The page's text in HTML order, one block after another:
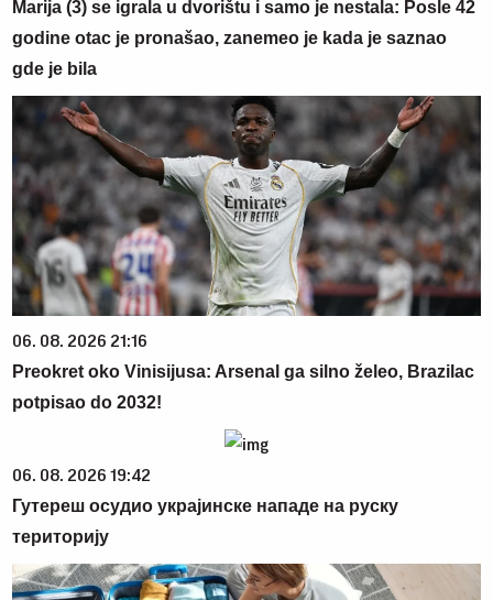
Marija (3) se igrala u dvorištu i samo je nestala: Posle 42
godine otac je pronašao, zanemeo je kada je saznao
gde je bila
06. 08. 2026 21:16
Preokret oko Vinisijusa: Arsenal ga silno želeo, Brazilac
potpisao do 2032!
06. 08. 2026 19:42
Гутереш осудио украјинске нападе на руску
територију